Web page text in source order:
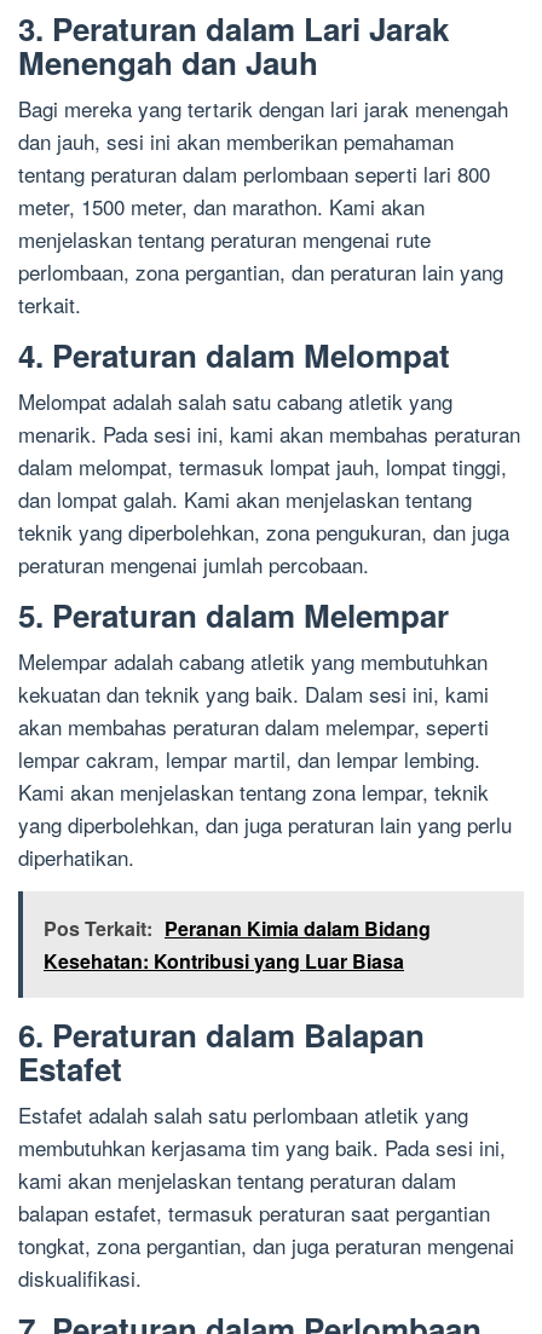
3. Peraturan dalam Lari Jarak
Menengah dan Jauh
Bagi mereka yang tertarik dengan lari jarak menengah
dan jauh, sesi ini akan memberikan pemahaman
tentang peraturan dalam perlombaan seperti lari 800
meter, 1500 meter, dan marathon. Kami akan
menjelaskan tentang peraturan mengenai rute
perlombaan, zona pergantian, dan peraturan lain yang
terkait.
4. Peraturan dalam Melompat
Melompat adalah salah satu cabang atletik yang
menarik. Pada sesi ini, kami akan membahas peraturan
dalam melompat, termasuk lompat jauh, lompat tinggi,
dan lompat galah. Kami akan menjelaskan tentang
teknik yang diperbolehkan, zona pengukuran, dan juga
peraturan mengenai jumlah percobaan.
5. Peraturan dalam Melempar
Melempar adalah cabang atletik yang membutuhkan
kekuatan dan teknik yang baik. Dalam sesi ini, kami
akan membahas peraturan dalam melempar, seperti
lempar cakram, lempar martil, dan lempar lembing.
Kami akan menjelaskan tentang zona lempar, teknik
yang diperbolehkan, dan juga peraturan lain yang perlu
diperhatikan.
Pos Terkait: Peranan Kimia dalam Bidang
Kesehatan: Kontribusi yang Luar Biasa
6. Peraturan dalam Balapan
Estafet
Estafet adalah salah satu perlombaan atletik yang
membutuhkan kerjasama tim yang baik. Pada sesi ini,
kami akan menjelaskan tentang peraturan dalam
balapan estafet, termasuk peraturan saat pergantian
tongkat, zona pergantian, dan juga peraturan mengenai
diskualifikasi.